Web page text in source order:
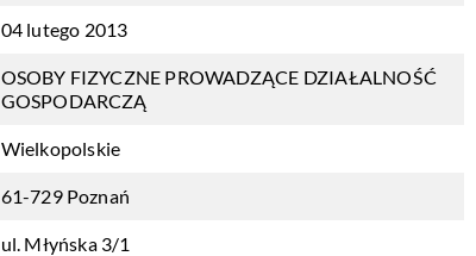
04 lutego 2013
OSOBY FIZYCZNE PROWADZĄCE DZIAŁALNOŚĆ
GOSPODARCZĄ
Wielkopolskie
61-729 Poznań
ul. Młyńska 3/1